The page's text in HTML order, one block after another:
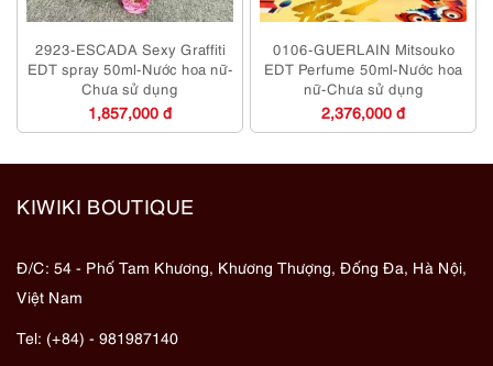
2923-ESCADA Sexy Graffiti
EDT spray 50ml-Nước hoa nữ-
Chưa sử dụng
1,857,000 đ
0106-GUERLAIN Mitsouko
EDT Perfume 50ml-Nước hoa
nữ-Chưa sử dụng
2,376,000 đ
KIWIKI BOUTIQUE
Đ/C: 54 - Phố Tam Khương, Khương Thượng, Đống Đa, Hà Nội,
Việt Nam
Tel: (+84) - 981987140